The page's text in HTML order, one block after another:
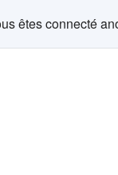
la saisie de
êtes connecté